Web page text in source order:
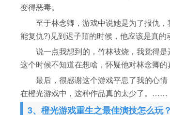
变得恶毒。
至于林念卿，游戏中说她是为了报仇，
能复仇?)见到迟子陌的时候，他应该是真的
说一点我想到的，竹林被烧，我觉得是
这个时候不知道在想啥，怀疑他对林念卿
最后，很感谢这个游戏平息了我的心情
在橙光游戏中，这种作品真的太少了。……
3、橙光游戏重生之最佳演技怎么玩